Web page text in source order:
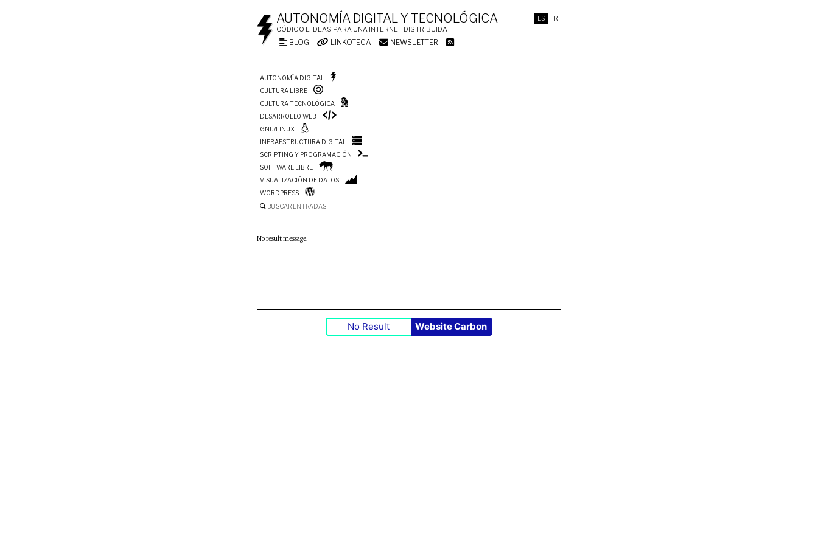
ES FR
AUTONOMÍA DIGITAL Y TECNOLÓGICA
CÓDIGO E IDEAS PARA UNA INTERNET DISTRIBUIDA
BLOG LINKOTECA NEWSLETTER
AUTONOMÍA DIGITAL
CULTURA LIBRE
CULTURA TECNOLÓGICA
DESARROLLO WEB
GNU/LINUX
INFRAESTRUCTURA DIGITAL
SCRIPTING Y PROGRAMACIÓN
SOFTWARE LIBRE
VISUALIZACIÓN DE DATOS
WORDPRESS
BUSCAR ENTRADAS
No result message.
No Result Website Carbon